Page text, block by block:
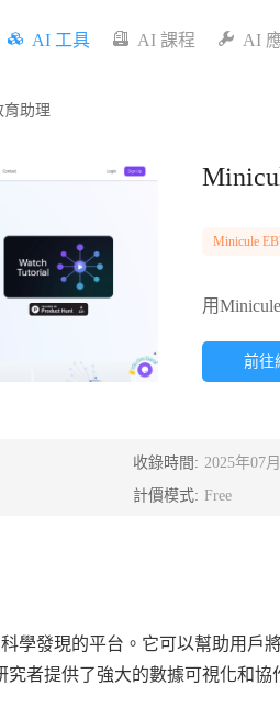
AI 工具 AI 課程 AI
助理
Minicule
用
前往
收錄時間: 2025年07
計價模式: Free
學發現的平台。它可以幫助用戶
者提供了強大的數據可視化和協